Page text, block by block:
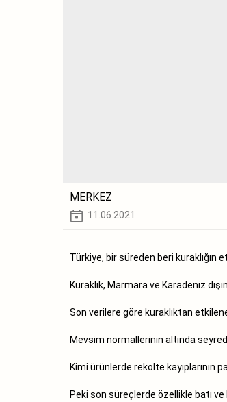
MERKEZ
11.06.2021
Türkiye, bir süreden beri kuraklığın
Kuraklık, Marmara ve Karadeniz
Son verilere göre kuraklıktan
Mevsim normallerinin altında
Kimi ürünlerde rekolte kayıplarının
Peki son süreçlerde özellikle batı ve